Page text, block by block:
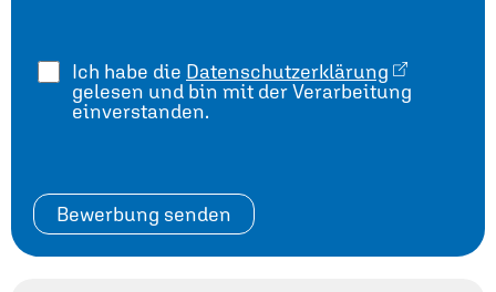
Ich habe die Datenschutzerklärung
gelesen und bin mit der Verarbeitung
einverstanden.